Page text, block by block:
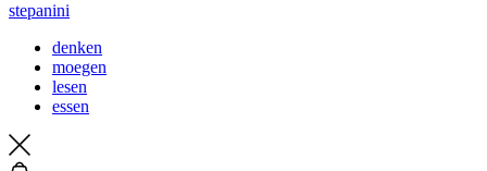
stepanini
denken
moegen
lesen
essen